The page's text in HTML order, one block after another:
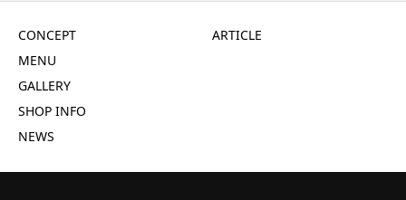
CONCEPT
MENU
GALLERY
SHOP INFO
NEWS
ARTICLE